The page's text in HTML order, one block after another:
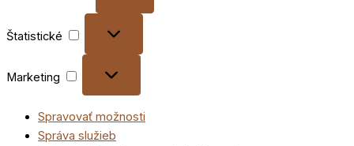
Štatistické
Marketing
Spravovať možnosti
Správa služieb